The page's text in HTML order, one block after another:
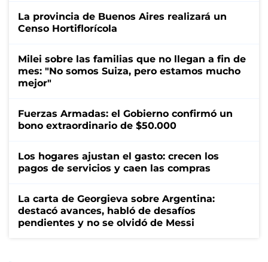
La provincia de Buenos Aires realizará un
Censo Hortiflorícola
Milei sobre las familias que no llegan a fin de
mes: "No somos Suiza, pero estamos mucho
mejor"
Fuerzas Armadas: el Gobierno confirmó un
bono extraordinario de $50.000
Los hogares ajustan el gasto: crecen los
pagos de servicios y caen las compras
La carta de Georgieva sobre Argentina:
destacó avances, habló de desafíos
pendientes y no se olvidó de Messi